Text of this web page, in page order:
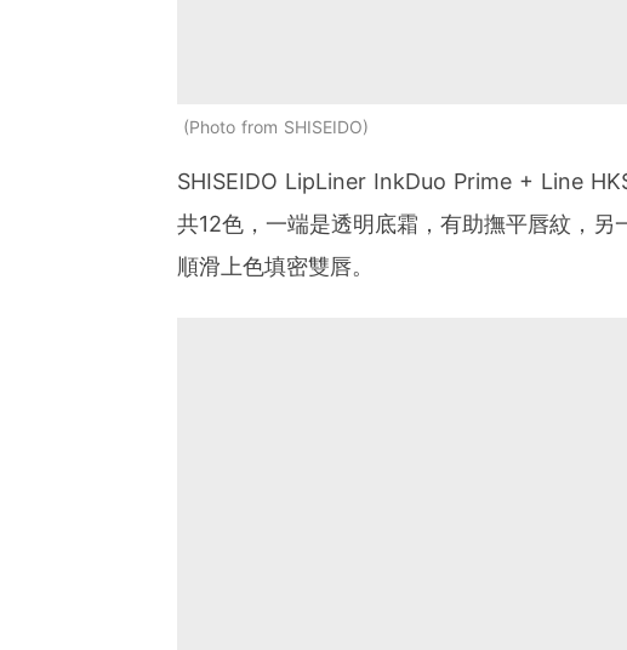
Photo from SHISEIDO
SHISEIDO LipLiner InkDuo Prime + Line
共12色，一端是透明底霜，有助撫平唇紋，
順滑上色填密雙唇。